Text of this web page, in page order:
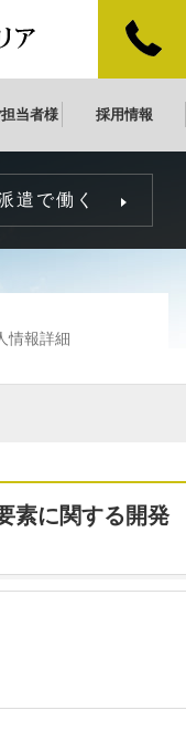
当者様 採用情報
遣で働く
情報詳細
素に関する開発